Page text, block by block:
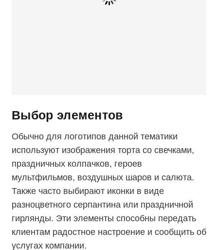
Выбор элементов
Обычно для логотипов данной тематики
используют изображения торта со свечками,
праздничных колпачков, героев
мультфильмов, воздушных шаров и салюта.
Также часто выбирают иконки в виде
разноцветного серпантина или праздничной
гирлянды. Эти элементы способны передать
клиентам радостное настроение и сообщить об
услугах компании.